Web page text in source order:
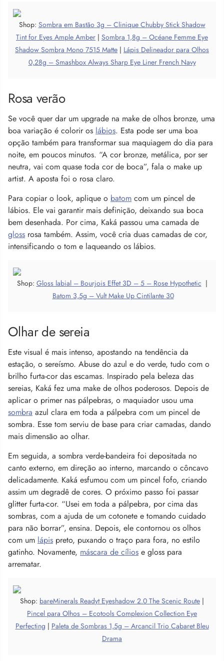
Shop: Sombra em Bastão 3g – Clinique Chubby Stick Shadow
Tint for Eyes Ample Amber | Sombra 1,8g – Océane Femme Eye
Shadow Sombra Mono 7515 Matte | Lápis Delineador para Olhos
0,28g – Smashbox Always Sharp Eye Liner French Navy
Rosa verão
Se você quer dar um upgrade na make de olhos bronze, uma
boa variação é colorir os lábios. Esta pode ser uma boa
opção também para transformar sua maquiagem do dia para
noite, em poucos minutos. “A cor bronze, metálica, por ser
neutra, vai com quase toda cor de boca”, fala o make up
artist. A aposta foi o rosa claro.
Para copiar o look, aplique o batom com um pincel de
lábios. Ele vai garantir mais definição, deixando sua boca
bem desenhada. Por cima, Kaká passou uma camada de
gloss rosa também. Assim, você cria duas camadas de cor,
intensificando o tom e laqueando os lábios.
Shop: Gloss labial – Bourjois Effet 3D – 5 – Rose Hypothetic |
Batom 3,5g – Vult Make Up Cintilante 30
Olhar de sereia
Este visual é mais intenso, apostando na tendência da
estação, o sereísmo. Abuse do azul e do verde, tudo com o
brilho furta-cor das escamas. Inspirado pela beleza das
sereias, Kaká fez uma make de olhos poderosos. Depois de
aplicar o primer nas pálpebras, o maquiador usou uma
sombra azul clara em toda a pálpebra com um pincel de
sombra. Esse tom serviu de base para criar camadas, dando
mais dimensão ao olhar.
Em seguida, a sombra verde-bandeira foi depositada no
canto externo, em direção ao interno, marcando o côncavo
delicadamente. Kaká esfumou com um pincel fofo, criando
assim um degradê de cores. O próximo passo foi passar
glitter furta-cor. “Usei em toda a pálpebra, por cima das
sombras, com a ajuda de um cotonete e tomando cuidado
para não borrar”, ensina. Depois, ele contornou os olhos
com um lápis preto, puxando o traço para fora, no estilo
gatinho. Novamente, máscara de cílios e gloss para
arrematar.
Shop: bareMinerals Readyt Eyeshadow 2.0 The Scenic Route |
Pincel para Olhos – Ecotools Complexion Collection Eye
Perfecting | Paleta de Sombras 1,5g – Arcancil Trio Cabaret Bleu
Drama